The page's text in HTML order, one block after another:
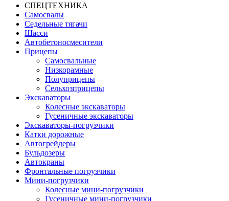
СПЕЦТЕХНИКА
Самосвалы
Седельные тягачи
Шасси
Автобетоно­смесители
Прицепы
Самосвальные
Низкорамные
Полуприцепы
Сельхозприцепы
Экскаваторы
Колесные экскаваторы
Гусеничные экскаваторы
Экскаваторы-погрузчики
Катки дорожные
Автогрейдеры
Бульдозеры
Автокраны
Фронтальные погрузчики
Мини-погрузчики
Колесные мини-погрузчики
Гусеничные мини-погрузчики